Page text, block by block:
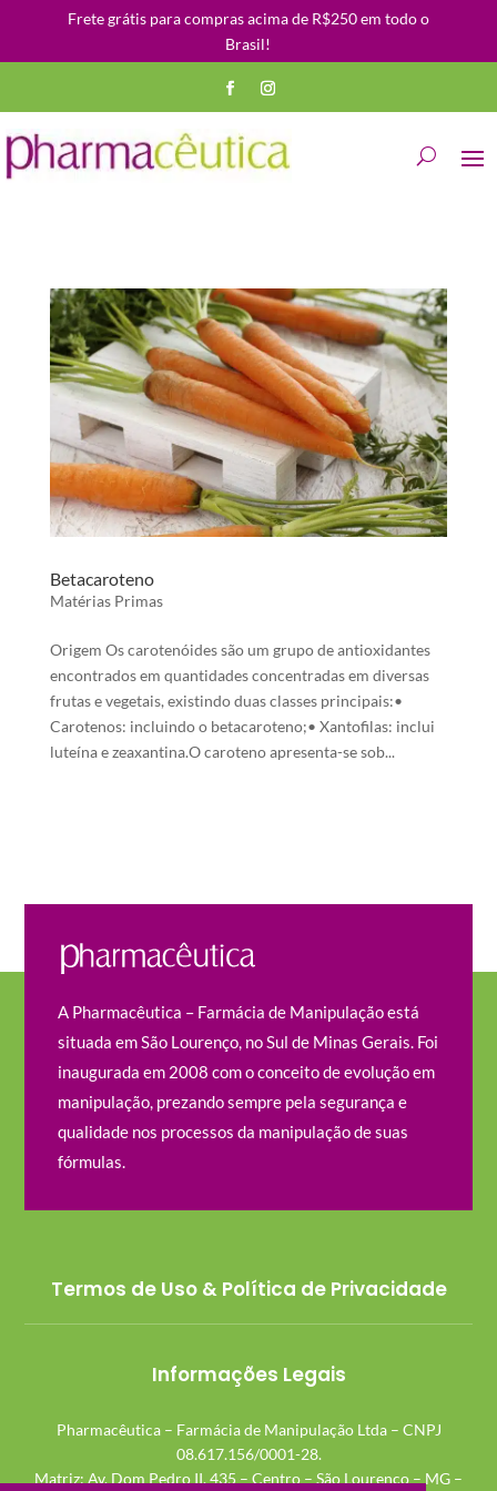
Frete grátis para compras acima de R$250 em todo o
Brasil!
Betacaroteno
Matérias Primas
Origem Os carotenóides são um grupo de antioxidantes
encontrados em quantidades concentradas em diversas
frutas e vegetais, existindo duas classes principais:•
Carotenos: incluindo o betacaroteno;• Xantofilas: inclui
luteína e zeaxantina.O caroteno apresenta-se sob...
A Pharmacêutica – Farmácia de Manipulação está
situada em São Lourenço, no Sul de Minas Gerais. Foi
inaugurada em 2008 com o conceito de evolução em
manipulação, prezando sempre pela segurança e
qualidade nos processos da manipulação de suas
fórmulas.
Termos de Uso & Política de Privacidade
Informações Legais
Pharmacêutica – Farmácia de Manipulação Ltda – CNPJ
08.617.156/0001-28.
Matriz: Av. Dom Pedro II, 435 – Centro – São Lourenço – MG –